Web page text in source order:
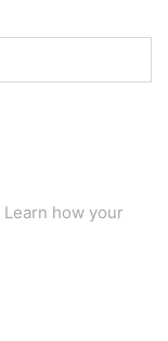
Learn how your